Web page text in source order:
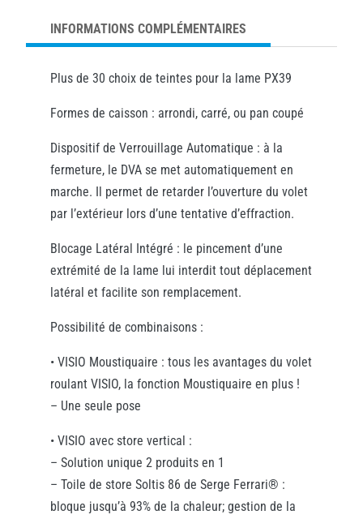
INFORMATIONS COMPLÉMENTAIRES
Plus de 30 choix de teintes pour la lame PX39
Formes de caisson : arrondi, carré, ou pan coupé
Dispositif de Verrouillage Automatique : à la
fermeture, le DVA se met automatiquement en
marche. Il permet de retarder l’ouverture du volet
par l’extérieur lors d’une tentative d’effraction.
Blocage Latéral Intégré : le pincement d’une
extrémité de la lame lui interdit tout déplacement
latéral et facilite son remplacement.
Possibilité de combinaisons :
• VISIO Moustiquaire : tous les avantages du volet
roulant VISIO, la fonction Moustiquaire en plus !
– Une seule pose
• VISIO avec store vertical :
– Solution unique 2 produits en 1
– Toile de store Soltis 86 de Serge Ferrari® :
bloque jusqu’à 93% de la chaleur; gestion de la